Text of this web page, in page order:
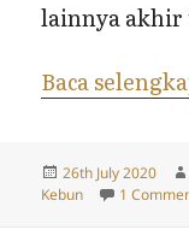
lainnya akhir
Baca
Posted
on
26th July 2020
Kebun
1